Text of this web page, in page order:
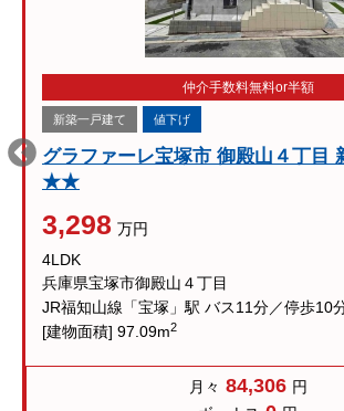
仲介手数料無料or半額
新築一戸建て 値下げ
グラファーレ宝塚市 御殿山４丁目
★★
3,298 万円
4LDK
兵庫県宝塚市御殿山４丁目
JR福知山線「宝塚」駅 バス11分／停歩10
[建物面積] 97.09m2
月々 84,306 円